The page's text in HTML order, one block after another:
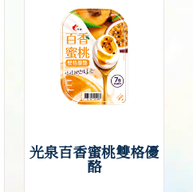
光泉百香蜜桃雙格優
酪